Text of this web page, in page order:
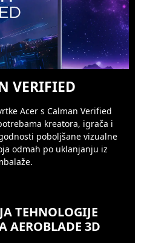
VERIFIED
Acer s Calman Verified
kreatora, igrača i
poboljšane vizualne
odmah po uklanjanju iz
TEHNOLOGIJE
AEROBLADE 3D